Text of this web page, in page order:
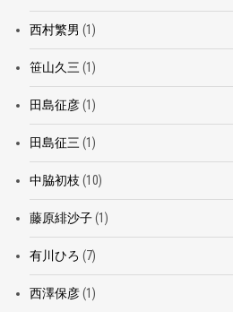
西村繁男 (1)
笹山久三 (1)
田島征彦(1)
田島征三 (1)
中脇初枝 (10)
藤原緋沙子(1)
有川ひろ (7)
西澤保彦(1)